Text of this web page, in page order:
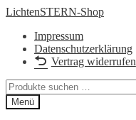
Zur
springen
Zum
springen
LichtenSTERN-Shop
Impressum
Datenschutzerklärung
Vertrag widerrufen
Suchen
nach:
Menü